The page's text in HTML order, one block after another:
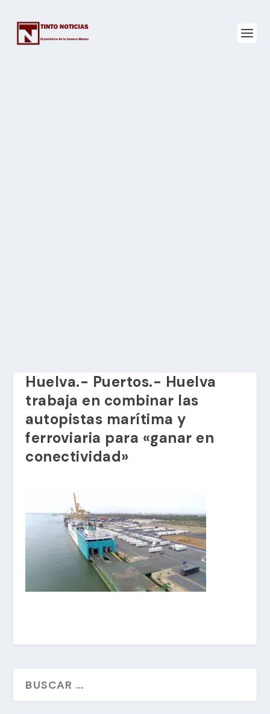
Huelva.- Puertos.- Huelva
trabaja en combinar las
autopistas marítima y
ferroviaria para «ganar en
conectividad»